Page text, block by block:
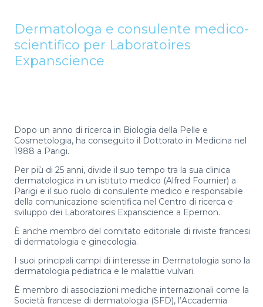
Dermatologa e consulente medico-
scientifico per Laboratoires
Expanscience
Dopo un anno di ricerca in Biologia della Pelle e
Cosmetologia, ha conseguito il Dottorato in Medicina nel
1988 a Parigi.
Per più di 25 anni, divide il suo tempo tra la sua clinica
dermatologica in un istituto medico (Alfred Fournier) a
Parigi e il suo ruolo di consulente medico e responsabile
della comunicazione scientifica nel Centro di ricerca e
sviluppo dei Laboratoires Expanscience a Epernon.
È anche membro del comitato editoriale di riviste francesi
di dermatologia e ginecologia.
I suoi principali campi di interesse in Dermatologia sono la
dermatologia pediatrica e le malattie vulvari.
È membro di associazioni mediche internazionali come la
Società francese di dermatologia (SFD), l’Accademia